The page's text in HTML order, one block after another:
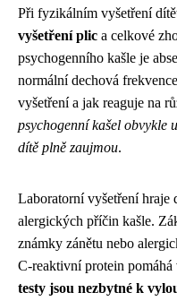
Při fyzikálním vyšetření
vyšetření plic a celkové
psychogenního kašle je
normální dechová
vyšetření a jak reaguje na
psychogenní kašel obvykle
dítě plně zaujmou.
Laboratorní vyšetření
alergických příčin kašle.
známky zánětu nebo
C-reaktivní protein
testy jsou nezbytné k